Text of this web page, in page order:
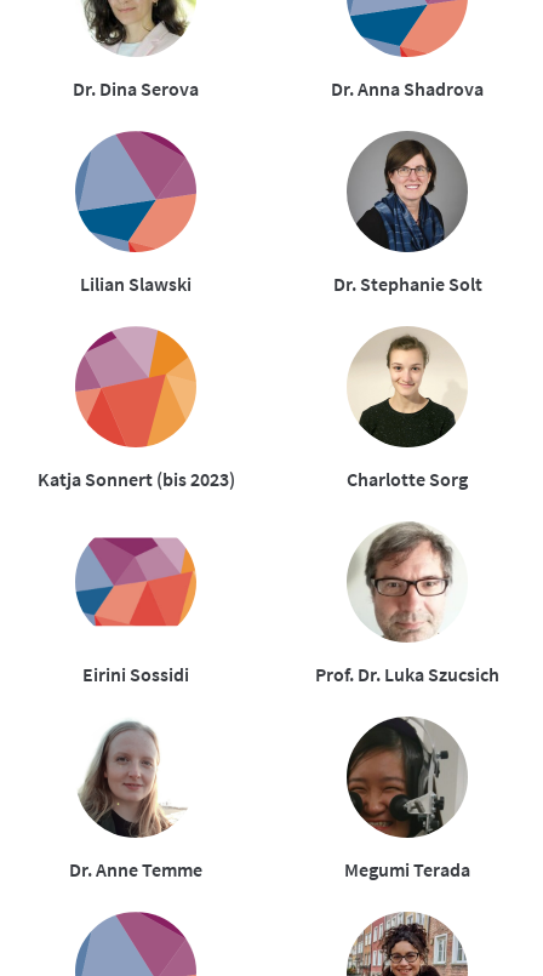
Dr. Dina Serova Dr. Anna Shadrova
Lilian Slawski Dr. Stephanie Solt
Katja Sonnert (bis 2023) Charlotte Sorg
Eirini Sossidi Prof. Dr. Luka Szucsich
Dr. Anne Temme Megumi Terada